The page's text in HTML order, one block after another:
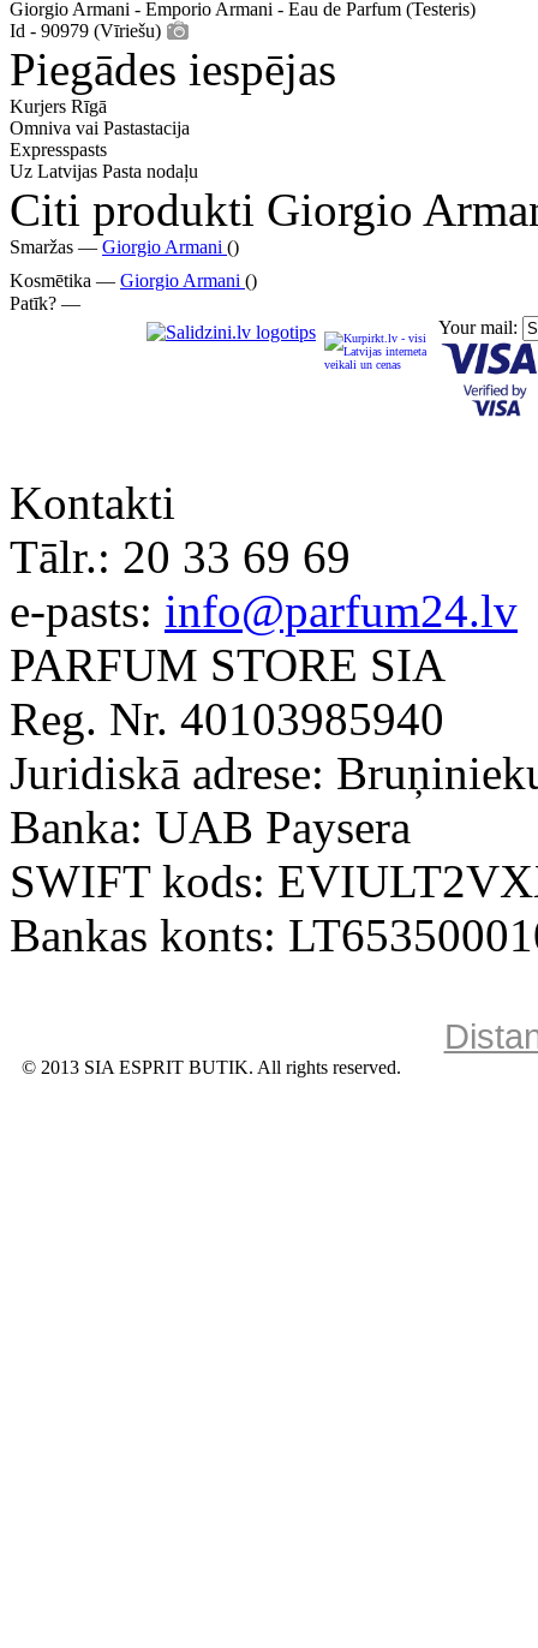
Giorgio Armani - Emporio Armani - Eau de Parfum (Testeris)
Id - 90979 (Vīriešu)
Piegādes iespējas
Kurjers Rīgā
Omniva vai Pastastacija
Expresspasts
Uz Latvijas Pasta nodaļu
Citi produkti Giorgio
Smaržas — Giorgio Armani ()
Kosmētika — Giorgio Armani ()
Patīk? —
Your mail:
Kontakti
Tālr.: 20 33 69 69
e-pasts: info@parfum24.lv
PARFUM STORE SIA
Reg. Nr. 40103985940
Juridiskā adrese:
Banka: UAB Paysera
SWIFT kods:
Bankas konts:
© 2013 SIA ESPRIT BUTIK. All rights reserved.